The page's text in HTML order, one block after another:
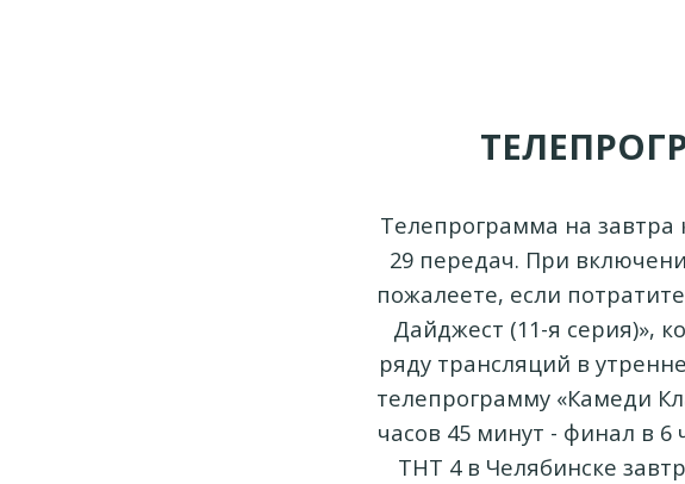
Телепрограмма на завтра
29 передач. При
пожалеете, если
Дайджест (11-я серия)»,
ряду трансляций в
телепрограмму «Камеди
часов 45 минут - финал в
ТНТ 4 в Челябинске